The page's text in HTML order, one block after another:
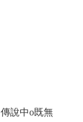
傳說中o既無